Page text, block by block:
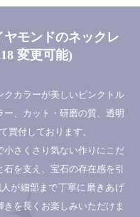
モンドのネックレ
変更可能)
カラーが美しいピンクトル
、カット・研磨の質、透明
買付しております。
さくさり気ない作りにこだ
を支え、宝石の存在感を引
が細部まで丁寧に磨きあげ
を長くお楽しみいただけま